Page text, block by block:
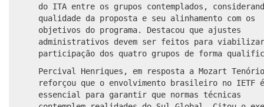
do ITA entre os grupos contemplados,
qualidade da proposta e seu alinhamento com os
objetivos do programa. Destacou que ajustes
administrativos devem ser feitos para
participação dos quatro grupos de forma
Percival Henriques, em resposta a Mozart
reforçou que o envolvimento brasileiro no IETF é
essencial para garantir que normas técnicas